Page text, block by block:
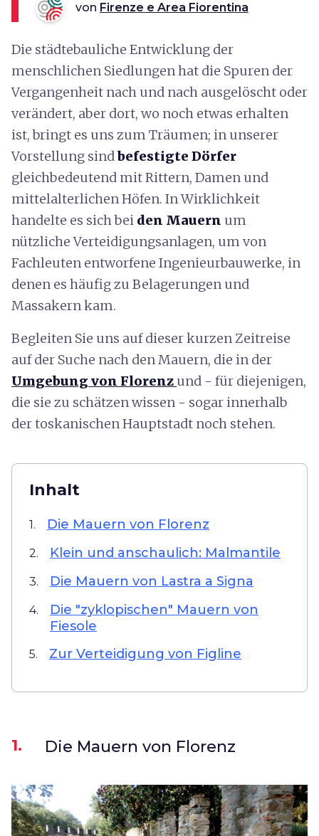
von Firenze e Area Fiorentina
Die städtebauliche Entwicklung der
menschlichen Siedlungen hat die Spuren der
Vergangenheit nach und nach ausgelöscht oder
verändert, aber dort, wo noch etwas erhalten
ist, bringt es uns zum Träumen; in unserer
Vorstellung sindbefestigte Dörfer
gleichbedeutend mit Rittern, Damen und
mittelalterlichen Höfen. In Wirklichkeit
handelte es sich bei den Mauern um
nützliche Verteidigungsanlagen, um von
Fachleuten entworfene Ingenieurbauwerke, in
denen es häufig zu Belagerungen und
Massakern kam.
Begleiten Sie uns auf dieser kurzen Zeitreise
auf der Suche nach den Mauern, die in der
Umgebung von Florenz und - für diejenigen,
die sie zu schätzen wissen - sogar innerhalb
der toskanischen Hauptstadt noch stehen.
Inhalt
1. Die Mauern von Florenz
2. Klein und anschaulich: Malmantile
3. Die Mauern von Lastra a Signa
4.
Die "zyklopischen" Mauern von
Fiesole
5. Zur Verteidigung von Figline
1. Die Mauern von Florenz